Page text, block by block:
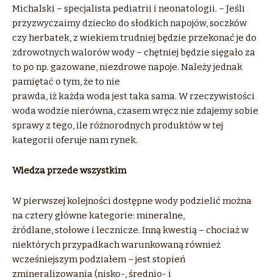
Michalski – specjalista pediatrii i neonatologii. – Jeśli
przyzwyczaimy dziecko do słodkich napojów, soczków
czy herbatek, z wiekiem trudniej będzie przekonać je do
zdrowotnych walorów wody – chętniej będzie sięgało za
to po np. gazowane, niezdrowe napoje. Należy jednak
pamiętać o tym, że to nie
prawda, iż każda woda jest taka sama. W rzeczywistości
woda wodzie nierówna, czasem wręcz nie zdajemy sobie
sprawy z tego, ile różnorodnych produktów w tej
kategorii oferuje nam rynek.
Wiedza przede wszystkim
W pierwszej kolejności dostępne wody podzielić można
na cztery główne kategorie: mineralne,
źródlane, stołowe i lecznicze. Inną kwestią – chociaż w
niektórych przypadkach warunkowaną również
wcześniejszym podziałem – jest stopień
zmineralizowania (nisko-, średnio- i